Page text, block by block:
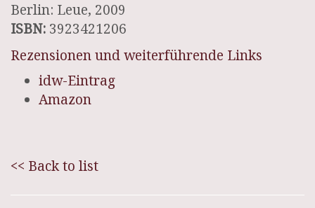
Berlin: Leue, 2009
ISBN: 3923421206
Rezensionen und weiterführende Links
idw-Eintrag
Amazon
<< Back to list